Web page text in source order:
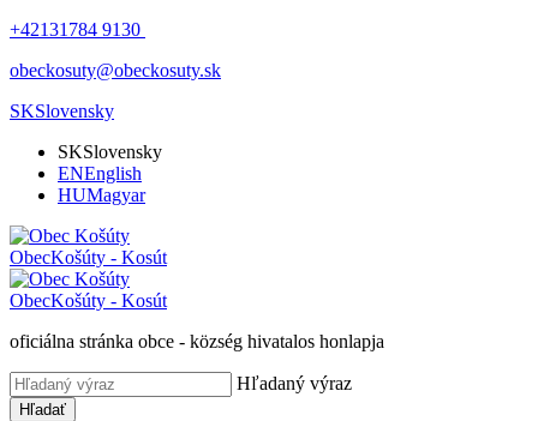
+42131784 9130
obeckosuty@obeckosuty.sk
SKSlovensky
SKSlovensky
ENEnglish
HUMagyar
ObecKošúty - Kosút
ObecKošúty - Kosút
oficiálna stránka obce - község hivatalos honlapja
Hľadaný výraz
Hľadať